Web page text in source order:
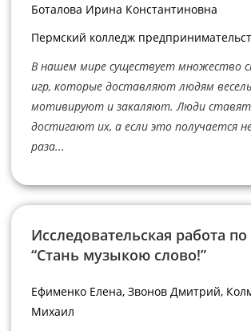
Боталова Ирина Константиновна
Пермский колледж
В нашем мире существует множество
игр, которые доставляют людям
мотивируют и закаляют. Люди ставят
достигают их, а если это получается
раза...
Исследовательская работа
“Стань музыкою слово!”
Ефименко Елена, Звонов Дмитрий,
Михаил